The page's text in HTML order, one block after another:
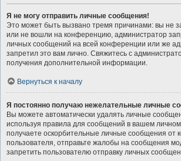
Я не могу отправить личные сообщения!
Это может быть вызвано тремя причинами: вы не
или не вошли на конференцию, администратор
личных сообщений на всей конференции или же
запретил это вам лично. Свяжитесь с
получения дополнительной информации.
Вернуться к началу
Я постоянно получаю нежелательные личные
Вы можете автоматически удалять личные
используя правила для сообщений в вашем
получаете оскорбительные личные сообщения от
пользователя, отправьте жалобы на сообщения
запретить пользователю отправку личных